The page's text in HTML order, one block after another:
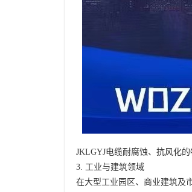
JKLGYJ电缆耐腐蚀、抗风化
3. 工业与建筑领域
在大型工业园区、商业建筑及